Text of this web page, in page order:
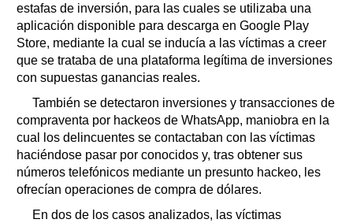
estafas de inversión, para las cuales se utilizaba una
aplicación disponible para descarga en Google Play
Store, mediante la cual se inducía a las víctimas a creer
que se trataba de una plataforma legítima de inversiones
con supuestas ganancias reales.
También se detectaron inversiones y transacciones de
compraventa por hackeos de WhatsApp, maniobra en la
cual los delincuentes se contactaban con las víctimas
haciéndose pasar por conocidos y, tras obtener sus
números telefónicos mediante un presunto hackeo, les
ofrecían operaciones de compra de dólares.
En dos de los casos analizados, las víctimas